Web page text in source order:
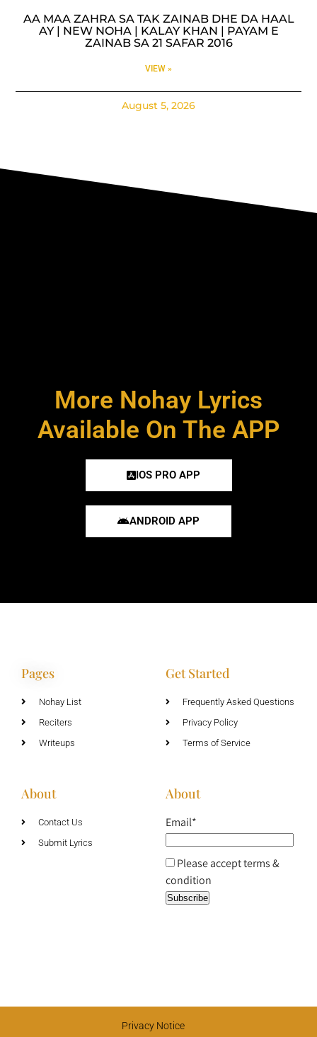
AA MAA ZAHRA SA TAK ZAINAB DHE DA HAAL
AY | NEW NOHA | KALAY KHAN | PAYAM E
ZAINAB SA 21 SAFAR 2016
VIEW »
August 5, 2026
More Nohay Lyrics
Available On The APP
IOS PRO APP
ANDROID APP
Pages
Nohay List
Reciters
Writeups
Get Started
Frequently Asked Questions
Privacy Policy
Terms of Service
About
Contact Us
Submit Lyrics
About
Email*
Please accept terms &
condition
Privacy Notice